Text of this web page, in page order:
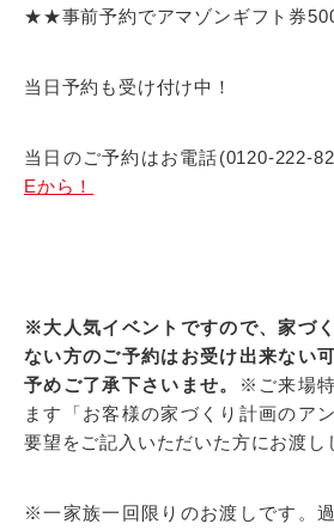
★★事前予約でアマゾンギフト券
当日予約も受け付け中！
当日のご予約はお電話(0120-222-
Eから！
※大人気イベントですので、家づ
ない方のご予約はお受け出来ない
予めご了承下さいませ。
※ご来場
ます「お客様の家づくり計画のア
要望をご記入いただいた方にお渡し
※一家族一回限りのお渡しです。